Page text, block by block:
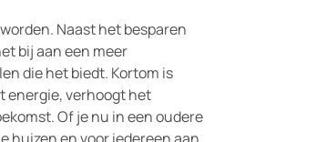
Naast het besparen
bij aan een meer
die het biedt. Kortom is
energie, verhoogt het
Of je nu in een oudere